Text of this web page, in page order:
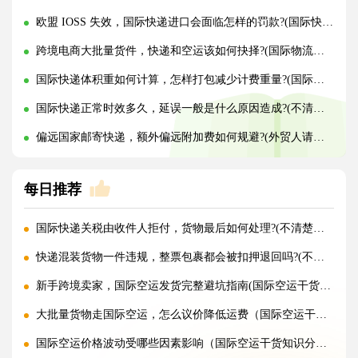
欧盟 IOSS 失效，国际快递进口会面临怎样的罚款?(国际快递干货知识分享)
跨境电商大批量货件，快递和空运该如何抉择?(国际物流干货知识分享)
国际快递体积重如何计算，怎样打包减少计费重量?(国际快递干货知识分享)
国际快递正常时效多久，延误一般是什么原因造成?(不清楚的外贸人看过来)
偏远国家邮寄快递，额外偏远附加费如何规避?(外贸人请注意)
每日推荐
国际快递关税由收件人拒付，货物最后如何处理?(不清楚的外贸人看过来)
快递混装货物一件违规，整票包裹都会被扣押退回吗?(不清楚的外贸人看过来)
新手跨境卖家，国际空运发货完整避坑指南(国际空运干货知识分享)
大批量货物走国际空运，怎么议价降低运费（国际空运干货知识分享）
国际空运价格波动受哪些因素影响（国际空运干货知识分享）